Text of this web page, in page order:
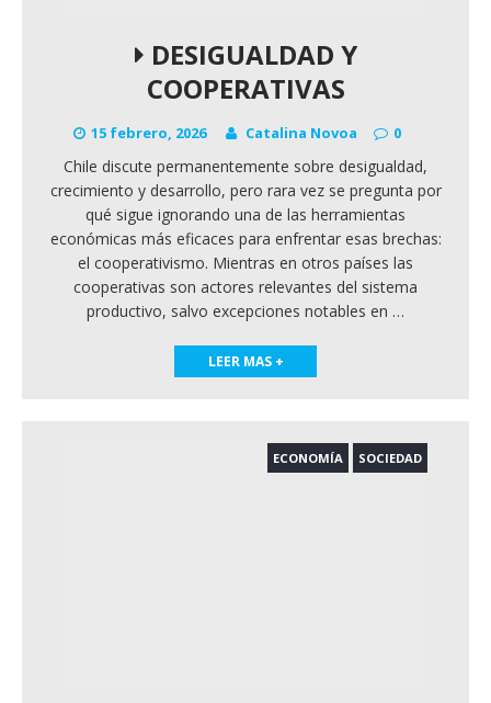
DESIGUALDAD Y
COOPERATIVAS
15 febrero, 2026 Catalina Novoa 0
Chile discute permanentemente sobre desigualdad,
crecimiento y desarrollo, pero rara vez se pregunta por
qué sigue ignorando una de las herramientas
económicas más eficaces para enfrentar esas brechas:
el cooperativismo. Mientras en otros países las
cooperativas son actores relevantes del sistema
productivo, salvo excepciones notables en …
LEER MAS +
ECONOMÍA SOCIEDAD